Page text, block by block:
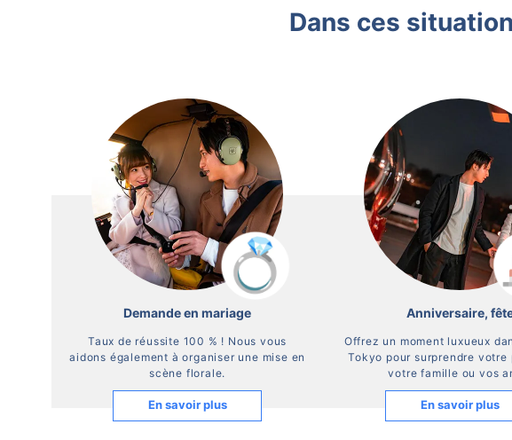
Dans ces
Demande en mariage
Taux de réussite 100 % ! Nous vous
aidons également à organiser une mise en
scène florale.
En savoir plus
Anniversaire,
Offrez un moment luxueux
Tokyo pour surprendre votre
votre famille ou vos
En savoir plus